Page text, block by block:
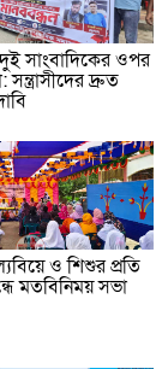
সাংবাদিকের ওপর
দ্রুত
ও শিশুর প্রতি
মতবিনিময় সভা